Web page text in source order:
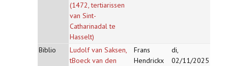
(1472, tertiarissen
van Sint-
Catharinadal te
Hasselt)
Biblio
Ludolf van Saksen,
tBoeck van den
Frans
Hendrickx
di,
02/11/2025